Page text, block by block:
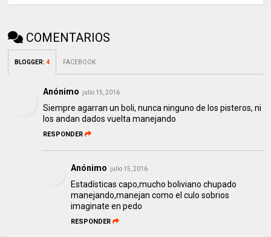
COMENTARIOS
BLOGGER:4 FACEBOOK
Anónimo julio 15, 2016
Siempre agarran un boli, nunca ninguno de los pisteros, ni
los andan dados vuelta manejando
RESPONDER
Anónimo julio 15, 2016
Estadísticas capo,mucho boliviano chupado
manejando,manejan como el culo sobrios
imaginate en pedo
RESPONDER